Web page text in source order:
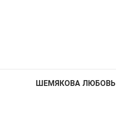
ШЕМЯКОВА ЛЮБОВЬ